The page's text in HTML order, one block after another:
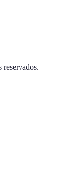
reservados.